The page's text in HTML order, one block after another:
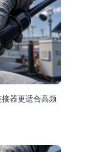
器更适合高频